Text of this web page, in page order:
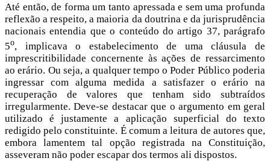
Até então, de forma um tanto apressada e sem uma profunda
reflexão a respeito, a maioria da doutrina e da jurisprudência
nacionais entendia que o conteúdo do artigo 37, parágrafo
5o, implicava o estabelecimento de uma cláusula de
imprescritibilidade concernente às ações de ressarcimento
ao erário. Ou seja, a qualquer tempo o Poder Público poderia
ingressar com alguma medida a satisfazer o erário na
recuperação de valores que tenham sido subtraídos
irregularmente. Deve-se destacar que o argumento em geral
utilizado é justamente a aplicação superficial do texto
redigido pelo constituinte. É comum a leitura de autores que,
embora lamentem tal opção registrada na Constituição,
asseveram não poder escapar dos termos ali dispostos.